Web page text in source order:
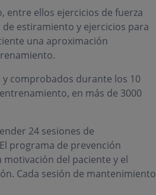
entre ellos ejercicios de fuerza
estiramiento y ejercicios para
una aproximación
comprobados durante los 10
en más de 3000
24 sesiones de
programa de prevención
del paciente y el
Cada sesión de mantenimiento